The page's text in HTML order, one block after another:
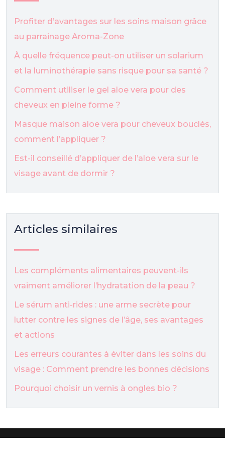
Profiter d’avantages sur les soins maison grâce
au parrainage Aroma-Zone
À quelle fréquence peut-on utiliser un solarium
et la luminothérapie sans risque pour sa santé ?
Comment utiliser le gel aloe vera pour des
cheveux en pleine forme ?
Masque maison aloe vera pour cheveux bouclés,
comment l’appliquer ?
Est-il conseillé d’appliquer de l’aloe vera sur le
visage avant de dormir ?
Articles similaires
Les compléments alimentaires peuvent-ils
vraiment améliorer l’hydratation de la peau ?
Le sérum anti-rides : une arme secrète pour
lutter contre les signes de l’âge, ses avantages
et actions
Les erreurs courantes à éviter dans les soins du
visage : Comment prendre les bonnes décisions
Pourquoi choisir un vernis à ongles bio ?